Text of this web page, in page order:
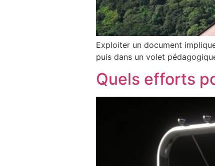
Exploiter un document
puis dans un volet
Quels efforts